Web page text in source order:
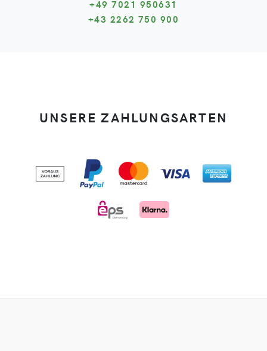
+49 7021 950631
+43 2262 750 900
UNSERE ZAHLUNGSARTEN